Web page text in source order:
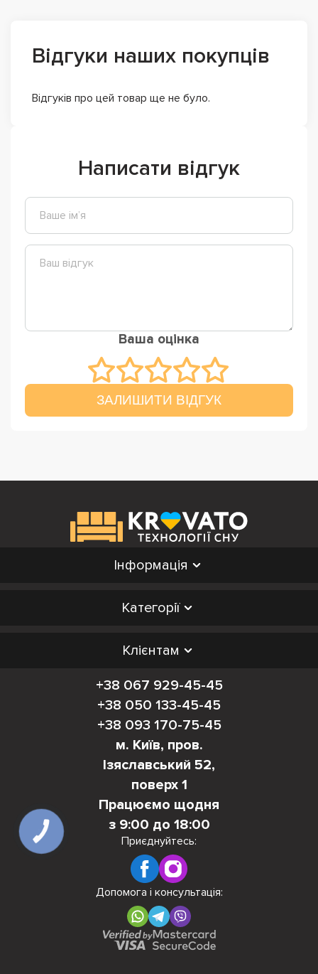
Відгуки наших покупців
Відгуків про цей товар ще не було.
Написати відгук
Ваша оцінка
ЗАЛИШИТИ ВІДГУК
Інформація
Категорії
Клієнтам
+38 067 929-45-45
+38 050 133-45-45
+38 093 170-75-45
м. Київ, пров.
Ізяславський 52,
поверх 1
Працюємо щодня
з 9:00 до 18:00
Приєднуйтесь:
Допомога і консультація:
КНОПКА
ЗВ'ЯЗКУ